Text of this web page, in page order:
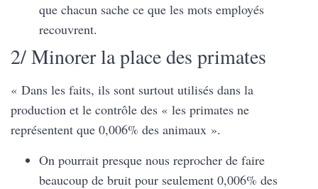
que chacun sache ce que les mots employés
recouvrent.
2/ Minorer la place des primates
« Dans les faits, ils sont surtout utilisés dans la
production et le contrôle des « les primates ne
représentent que 0,006% des animaux ».
On pourrait presque nous reprocher de faire
beaucoup de bruit pour seulement 0,006% des